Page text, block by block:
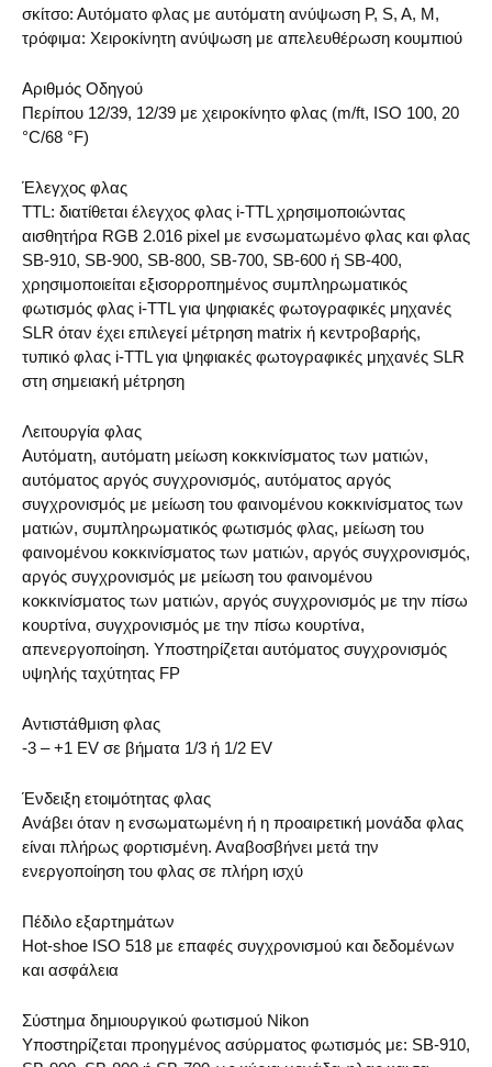
σκίτσο: Αυτόματο φλας με αυτόματη ανύψωση P, S, A, M,
τρόφιμα: Χειροκίνητη ανύψωση με απελευθέρωση κουμπιού
Αριθμός Οδηγού
Περίπου 12/39, 12/39 με χειροκίνητο φλας (m/ft, ISO 100, 20
°C/68 °F)
Έλεγχος φλας
TTL: διατίθεται έλεγχος φλας i-TTL χρησιμοποιώντας
αισθητήρα RGB 2.016 pixel με ενσωματωμένο φλας και φλας
SB-910, SB-900, SB-800, SB-700, SB-600 ή SB-400,
χρησιμοποιείται εξισορροπημένος συμπληρωματικός
φωτισμός φλας i-TTL για ψηφιακές φωτογραφικές μηχανές
SLR όταν έχει επιλεγεί μέτρηση matrix ή κεντροβαρής,
τυπικό φλας i-TTL για ψηφιακές φωτογραφικές μηχανές SLR
στη σημειακή μέτρηση
Λειτουργία φλας
Αυτόματη, αυτόματη μείωση κοκκινίσματος των ματιών,
αυτόματος αργός συγχρονισμός, αυτόματος αργός
συγχρονισμός με μείωση του φαινομένου κοκκινίσματος των
ματιών, συμπληρωματικός φωτισμός φλας, μείωση του
φαινομένου κοκκινίσματος των ματιών, αργός συγχρονισμός,
αργός συγχρονισμός με μείωση του φαινομένου
κοκκινίσματος των ματιών, αργός συγχρονισμός με την πίσω
κουρτίνα, συγχρονισμός με την πίσω κουρτίνα,
απενεργοποίηση. Υποστηρίζεται αυτόματος συγχρονισμός
υψηλής ταχύτητας FP
Αντιστάθμιση φλας
-3 – +1 EV σε βήματα 1/3 ή 1/2 EV
Ένδειξη ετοιμότητας φλας
Ανάβει όταν η ενσωματωμένη ή η προαιρετική μονάδα φλας
είναι πλήρως φορτισμένη. Αναβοσβήνει μετά την
ενεργοποίηση του φλας σε πλήρη ισχύ
Πέδιλο εξαρτημάτων
Hot-shoe ISO 518 με επαφές συγχρονισμού και δεδομένων
και ασφάλεια
Σύστημα δημιουργικού φωτισμού Nikon
Υποστηρίζεται προηγμένος ασύρματος φωτισμός με: SB-910,